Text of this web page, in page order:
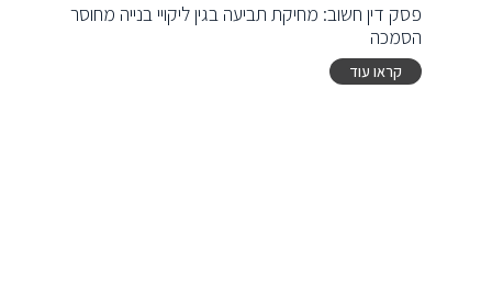
פסק דין חשוב: מחיקת תביעה בגין ליקויי בנייה מחוסר
הסמכה
קראו עוד